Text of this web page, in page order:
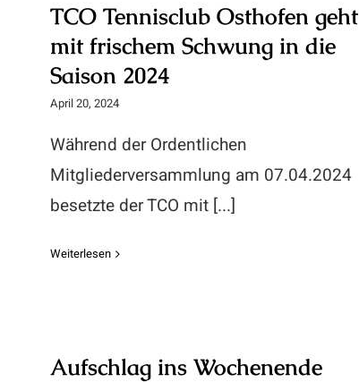
2024
TCO Tennisclub Osthofen geht
mit frischem Schwung in die
Saison 2024
April 20, 2024
Während der Ordentlichen
Mitgliederversammlung am 07.04.2024
besetzte der TCO mit [...]
Weiterlesen
Aufschlag ins Wochenende